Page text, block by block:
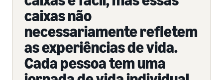
caixas não
necessariamente refletem
as experiências de vida.
Cada pessoa tem uma